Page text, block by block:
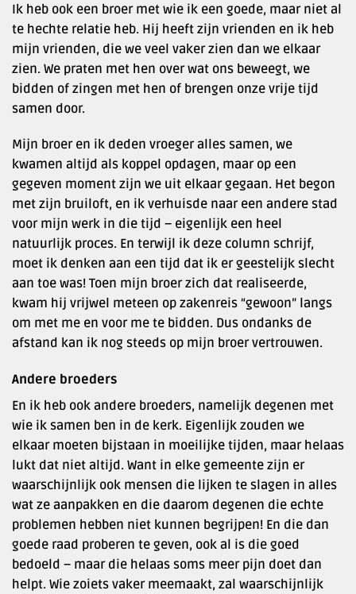
Ik heb ook een broer met wie ik een goede, maar niet al
te hechte relatie heb. Hij heeft zijn vrienden en ik heb
mijn vrienden, die we veel vaker zien dan we elkaar
zien. We praten met hen over wat ons beweegt, we
bidden of zingen met hen of brengen onze vrije tijd
samen door.
Mijn broer en ik deden vroeger alles samen, we
kwamen altijd als koppel opdagen, maar op een
gegeven moment zijn we uit elkaar gegaan. Het begon
met zijn bruiloft, en ik verhuisde naar een andere stad
voor mijn werk in die tijd – eigenlijk een heel
natuurlijk proces. En terwijl ik deze column schrijf,
moet ik denken aan een tijd dat ik er geestelijk slecht
aan toe was! Toen mijn broer zich dat realiseerde,
kwam hij vrijwel meteen op zakenreis “gewoon” langs
om met me en voor me te bidden. Dus ondanks de
afstand kan ik nog steeds op mijn broer vertrouwen.
Andere broeders
En ik heb ook andere broeders, namelijk degenen met
wie ik samen ben in de kerk. Eigenlijk zouden we
elkaar moeten bijstaan in moeilijke tijden, maar helaas
lukt dat niet altijd. Want in elke gemeente zijn er
waarschijnlijk ook mensen die lijken te slagen in alles
wat ze aanpakken en die daarom degenen die echte
problemen hebben niet kunnen begrijpen! En die dan
goede raad proberen te geven, ook al is die goed
bedoeld – maar die helaas soms meer pijn doet dan
helpt. Wie zoiets vaker meemaakt, zal waarschijnlijk